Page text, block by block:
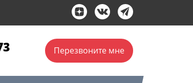
Перезвоните мне